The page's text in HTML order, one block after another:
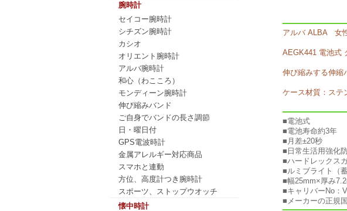
腕時計
セイコー腕時計
シチズン腕時計
カシオ
オリエント腕時計
アルバ腕時計
和心（わこころ）
モンディーン腕時計
伸び縮みバンド
ご自身でバンドの長さ調節
日・曜日付
GPS電波時計
金属アレルギー対応商品
スマホと連動
方位、高度計つき腕時計
スポーツ、ストップウオッチ
懐中時計
アルバ ALBA 女
AEGK441 電池式
伸び縮みする伸縮
ケース材質：ステ
■電池式
■電池寿命約3年
■月差±20秒
■日常生活用強化
■ハードレックス
■ルミブライト（
■幅25mm×厚み
■キャリバーNo：
■メーカーの正規